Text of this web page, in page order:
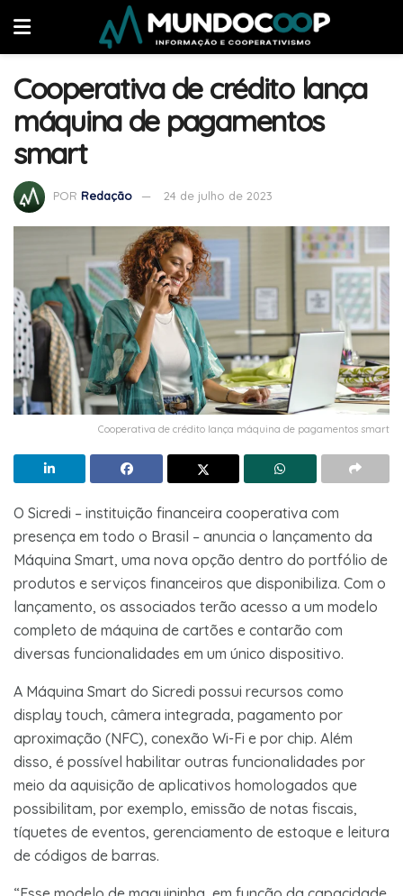
Cooperativa de crédito lança
máquina de pagamentos
smart
POR Redação 24 de julho de 2023
Cooperativa de crédito lança máquina de pagamentos smart
O Sicredi – instituição financeira cooperativa com
presença em todo o Brasil – anuncia o lançamento da
Máquina Smart, uma nova opção dentro do portfólio de
produtos e serviços financeiros que disponibiliza. Com o
lançamento, os associados terão acesso a um modelo
completo de máquina de cartões e contarão com
diversas funcionalidades em um único dispositivo.
A Máquina Smart do Sicredi possui recursos como
display touch, câmera integrada, pagamento por
aproximação (NFC), conexão Wi-Fi e por chip. Além
disso, é possível habilitar outras funcionalidades por
meio da aquisição de aplicativos homologados que
possibilitam, por exemplo, emissão de notas fiscais,
tíquetes de eventos, gerenciamento de estoque e leitura
de códigos de barras.